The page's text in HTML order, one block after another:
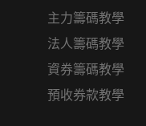
主力籌碼教學
法人籌碼教學
資券籌碼教學
預收券款教學